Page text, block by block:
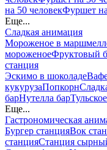
на 50 человекФуршет
Еще...
Сладкая анимация
Мороженое в
мороженоеФруктовый
станция
Эскимо в шоколаде
кукурузаПопкорн
барНутелла бар
Еще...
Гастрономическая
Бургер станцияВок
станцияСтанция